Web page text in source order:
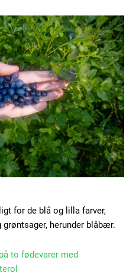
for de blå og lilla farver,
herunder blåbær.
to fødevarer med